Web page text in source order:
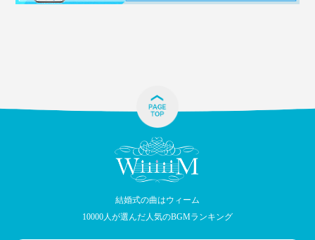
結婚式の曲はウィーム
10000人が選んだ人気のBGMランキング